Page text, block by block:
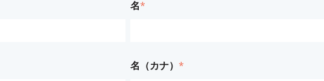
名*
名（カナ） *